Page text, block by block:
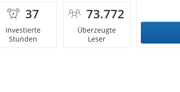
37
Investierte
Stunden
73.772
Überzeugte
Leser